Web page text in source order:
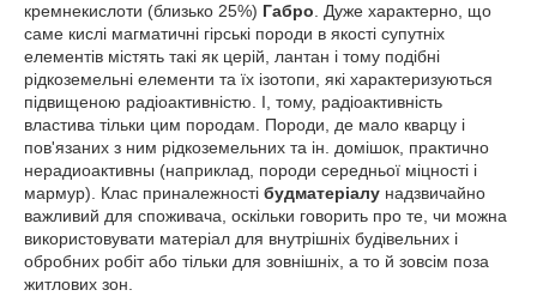
кремнекислоти (близько 25%) Габро . Дуже характерно, що
саме кислі магматичні гірські породи в якості супутніх
елементів містять такі як церій, лантан і тому подібні
рідкоземельні елементи та їх ізотопи, які характеризуються
підвищеною радіоактивністю. І, тому, радіоактивність
властива тільки цим породам. Породи, де мало кварцу і
пов'язаних з ним рідкоземельних та ін. домішок, практично
нерадиоактивны (наприклад, породи середньої міцності і
мармур). Клас приналежності будматеріалу надзвичайно
важливий для споживача, оскільки говорить про те, чи можна
використовувати матеріал для внутрішніх будівельних і
обробних робіт або тільки для зовнішніх, а то й зовсім поза
житлових зон.